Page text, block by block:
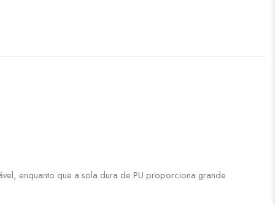
enquanto que a sola dura de PU proporciona grande